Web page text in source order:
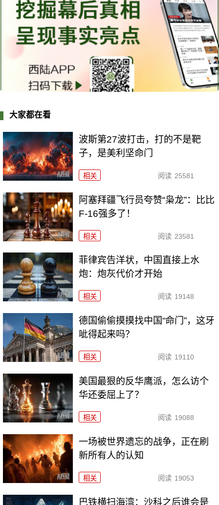
大家都在看
波斯第27波打击，打的不是靶
子，是美利坚命门
相关 阅读 25581
阿塞拜疆飞行员夸赞“枭龙”：比比
F-16强多了！
相关 阅读 23581
菲律宾告洋状，中国直接上水
炮：炮灰代价才开始
相关 阅读 19148
德国偷偷摸摸找中国“命门”，这牙
呲得起来吗？
相关 阅读 19110
美国最狠的反华鹰派，怎么访个
华还委屈上了？
相关 阅读 19088
一场被世界遗忘的战争，正在刷
新所有人的认知
相关 阅读 19053
巴铁横扫海湾：沙科之后谁会是